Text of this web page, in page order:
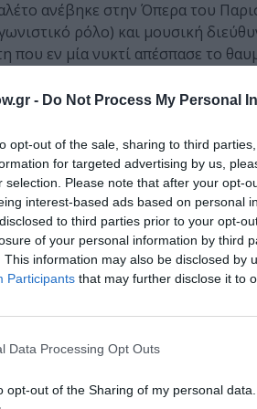
- Do Not Process My Personal
opt-out of the sale, sharing to third
for targeted advertising by us,
selection. Please note that after your opt-
interest-based ads based on personal
to third parties prior to your opt-
of your personal information by third
This information may also be disclosed by
Participants that may further disclose it to
Data Processing Opt Outs
opt-out of the Sharing of my personal data.
ανέβηκε στην Όπερα του
ρόλο) και μουσική
που εν μία νυκτί απέσπασε το
και Ραβέλ.
σουίτες (το 1911, το
ορχηστρικό σύνολο και
την εξέλιξη της πλοκής στο